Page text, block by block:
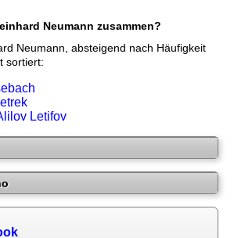
Neumann zusammen?
Neumann, absteigend nach Häufigkeit
sortiert:
Letifov